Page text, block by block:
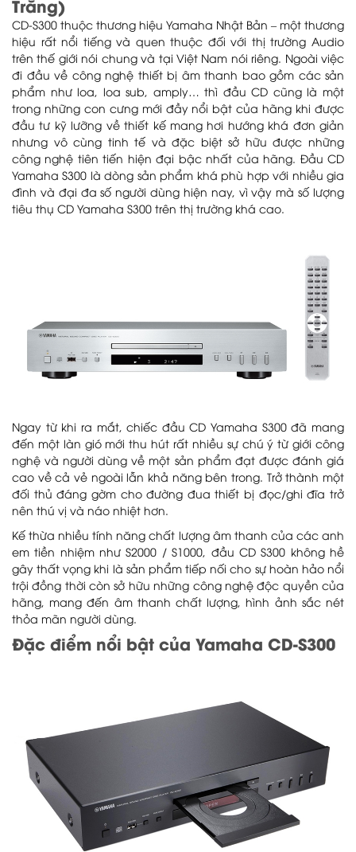
Trắng)
CD-S300 thuộc thương hiệu Yamaha Nhật Bản – một thương
hiệu rất nổi tiếng và quen thuộc đối với thị trường Audio
trên thế giới nói chung và tại Việt Nam nói riêng. Ngoài việc
đi đầu về công nghệ thiết bị âm thanh bao gồm các sản
phẩm như loa, loa sub, amply… thì đầu CD cũng là một
trong những con cưng mới đầy nổi bật của hãng khi được
đầu tư kỹ lưỡng về thiết kế mang hơi hướng khá đơn giản
nhưng vô cùng tinh tế và đặc biệt sở hữu được những
công nghệ tiên tiến hiện đại bậc nhất của hãng. Đầu CD
Yamaha S300 là dòng sản phẩm khá phù hợp với nhiều gia
đình và đại đa số người dùng hiện nay, vì vậy mà số lượng
tiêu thụ CD Yamaha S300 trên thị trường khá cao.
Ngay từ khi ra mắt, chiếc đầu CD Yamaha S300 đã mang
đến một làn gió mới thu hút rất nhiều sự chú ý từ giới công
nghệ và người dùng về một sản phẩm đạt được đánh giá
cao về cả vẻ ngoài lẫn khả năng bên trong. Trở thành một
đối thủ đáng gờm cho đường đua thiết bị đọc/ghi đĩa trở
nên thú vị và náo nhiệt hơn.
Kế thừa nhiều tính năng chất lượng âm thanh của các anh
em tiền nhiệm như S2000 / S1000, đầu CD S300 không hề
gây thất vọng khi là sản phẩm tiếp nối cho sự hoàn hảo nổi
trội đồng thời còn sở hữu những công nghệ độc quyền của
hãng, mang đến âm thanh chất lượng, hình ảnh sắc nét
thỏa mãn người dùng.
Đặc điểm nổi bật của Yamaha CD-S300